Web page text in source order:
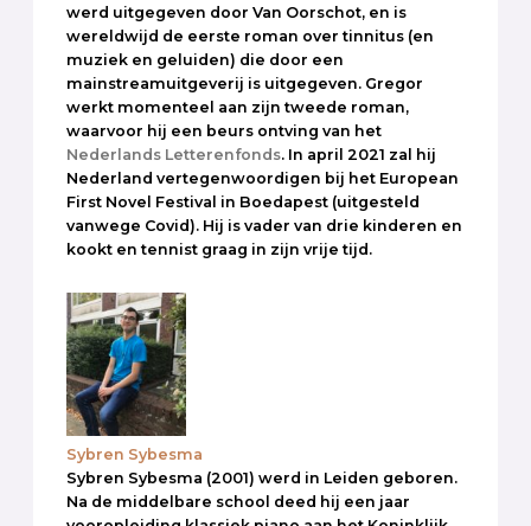
werd uitgegeven door Van Oorschot, en is
wereldwijd de eerste roman over tinnitus (en
muziek en geluiden) die door een
mainstreamuitgeverij is uitgegeven. Gregor
werkt momenteel aan zijn tweede roman,
waarvoor hij een beurs ontving van het
Nederlands Letterenfonds. In april 2021 zal hij
Nederland vertegenwoordigen bij het European
First Novel Festival in Boedapest (uitgesteld
vanwege Covid). Hij is vader van drie kinderen en
kookt en tennist graag in zijn vrije tijd.
Sybren Sybesma
Sybren Sybesma (2001) werd in Leiden geboren.
Na de middelbare school deed hij een jaar